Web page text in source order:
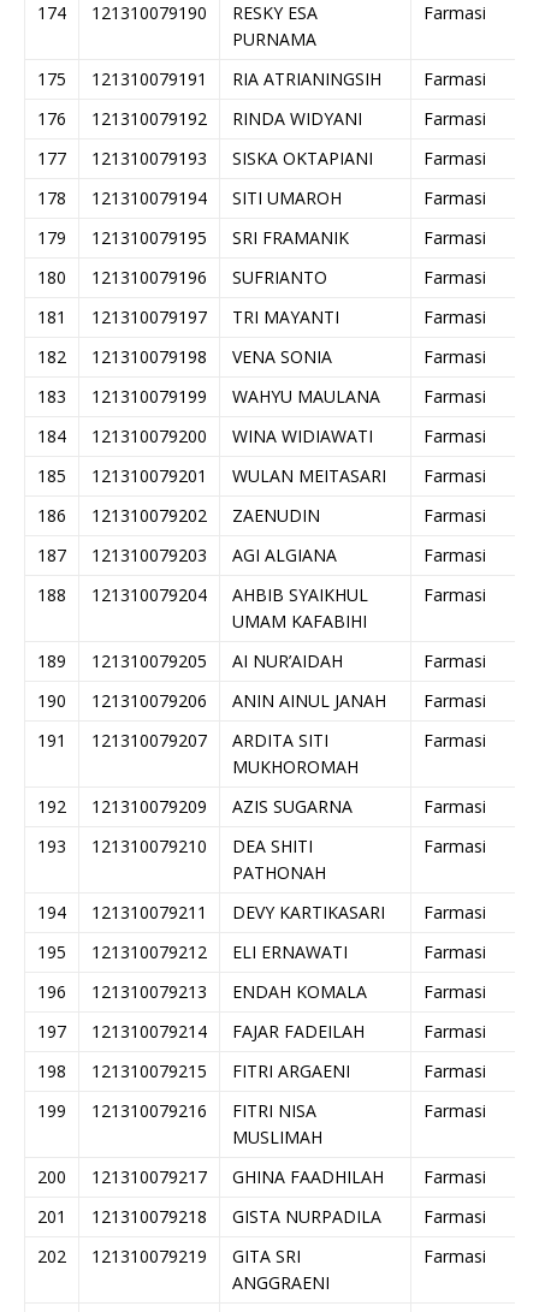
174
121310079190
RESKY ESA
PURNAMA
Farmasi
175 121310079191 RIA ATRIANINGSIH
Farmasi
176
121310079192 RINDA WIDYANI
Farmasi
177
121310079193 SISKA OKTAPIANI
Farmasi
178
121310079194 SITI UMAROH
Farmasi
179
121310079195 SRI FRAMANIK
Farmasi
180
121310079196 SUFRIANTO
Farmasi
181
121310079197 TRI MAYANTI
Farmasi
182
121310079198 VENA SONIA
Farmasi
183
121310079199 WAHYU MAULANA
Farmasi
184
121310079200 WINA WIDIAWATI
Farmasi
185
121310079201 WULAN MEITASARI
Farmasi
186
121310079202 ZAENUDIN
Farmasi
187
121310079203 AGI ALGIANA
Farmasi
188
121310079204
AHBIB SYAIKHUL
UMAM KAFABIHI
Farmasi
189 121310079205 AI NUR’AIDAH
Farmasi
190
121310079206 ANIN AINUL JANAH
Farmasi
191
121310079207
ARDITA SITI
MUKHOROMAH
Farmasi
192 121310079209 AZIS SUGARNA
Farmasi
193
121310079210
DEA SHITI
PATHONAH
Farmasi
194 121310079211 DEVY KARTIKASARI
Farmasi
195
121310079212 ELI ERNAWATI
Farmasi
196
121310079213 ENDAH KOMALA
Farmasi
197
121310079214 FAJAR FADEILAH
Farmasi
198
121310079215 FITRI ARGAENI
Farmasi
199
121310079216
FITRI NISA
MUSLIMAH
Farmasi
200 121310079217 GHINA FAADHILAH
Farmasi
201
121310079218 GISTA NURPADILA
Farmasi
202
121310079219
GITA SRI
ANGGRAENI
Farmasi